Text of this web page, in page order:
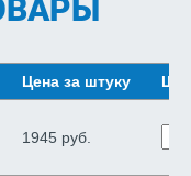
Цена за штуку
1945 руб.